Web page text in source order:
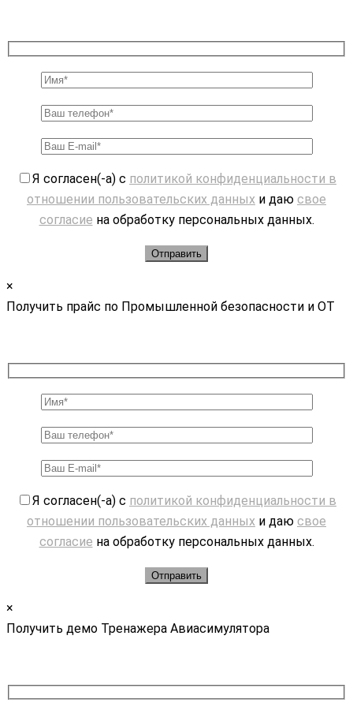
Я согласен(-а) с политикой конфиденциальности в
отношении пользовательских данных и даю свое
согласие на обработку персональных данных.
×
Получить прайс по Промышленной безопасности и ОТ
Я согласен(-а) с политикой конфиденциальности в
отношении пользовательских данных и даю свое
согласие на обработку персональных данных.
×
Получить демо Тренажера Авиасимулятора